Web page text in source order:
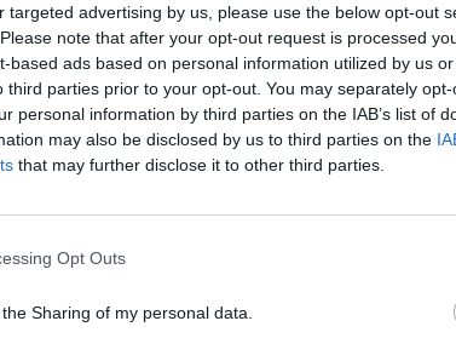
targeted advertising by us, please use the below opt-out
note that after your opt-out request is processed
based ads based on personal information utilized by us
third parties prior to your opt-out. You may separately
personal information by third parties on the IAB’s list of
may also be disclosed by us to third parties on the
that may further disclose it to other third parties.
Opt Outs
Sharing of my personal data.
para que las mujeres que se dedican al